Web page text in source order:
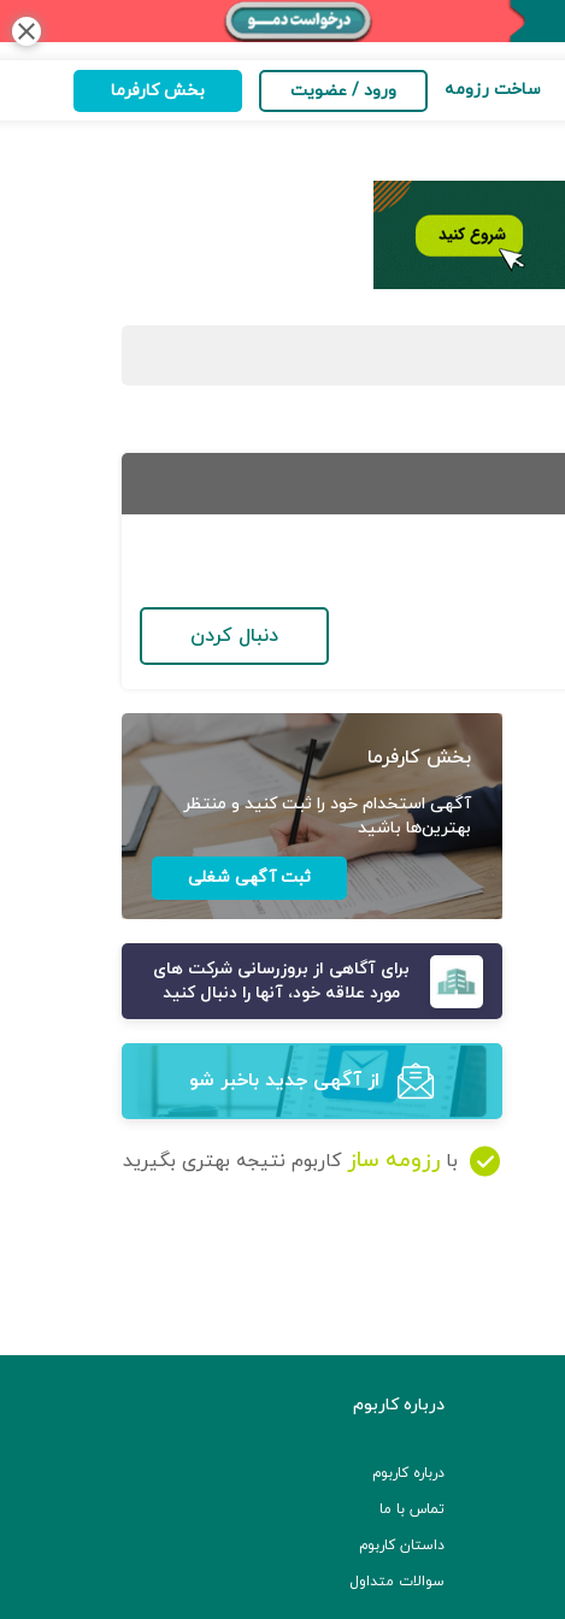
close
ساخت رزومه ورود / عضویت بخش کارفرما
دنبال کردن
بخش کارفرما
آگهی استخدام خود را ثبت کنید و منتظر
بهترین‌ها باشید
ثبت آگهی شغلی
برای آگاهی از بروزرسانی شرکت های
مورد علاقه خود، آنها را دنبال کنید
از آگهی‌ جدید باخبر شو
با رزومه ساز کاربوم نتیجه بهتری بگیرید
درباره کاربوم
درباره کاربوم
تماس با ما
داستان کاربوم
سوالات متداول